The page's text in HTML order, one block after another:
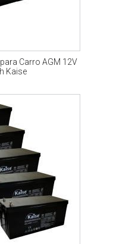
Carro AGM 12V
Kaise